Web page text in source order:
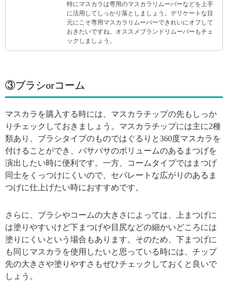
特にマスカラは専用のマスカラリムーバーなどを上手
に活用してしっかり落としましょう。デリケートな目
元にこそ専用マスカラリムーバーできれいにオフして
おきたいですね。オススメブランドリムーバーもチェ
ックしましょう。
③ブラシorコーム
マスカラを購入する時には、マスカラチップの先もしっか
りチェックしておきましょう。マスカラチップには主に2種
類あり、ブラシタイプのものではぐるりと360度マスカラを
付けることができ、バサバサのボリュームのあるまつげを
演出したい時に便利です。一方、コームタイプではまつげ
同士をくっつけにくいので、セパレートな広がりのあるま
つげに仕上げたい時におすすめです。
さらに、ブラシやコームの大きさによっては、上まつげに
は塗りやすいけど下まつげや目尻などの細かいどころには
塗りにくいという場合もあります。そのため、下まつげに
も同じマスカラを使用したいと思っている時には、チップ
先の大きさや塗りやすさもぜひチェックしておくと良いで
しょう。